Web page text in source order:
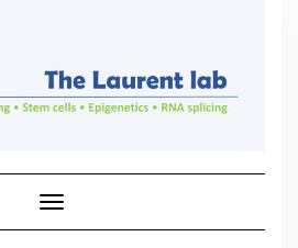
Toggle Navigation